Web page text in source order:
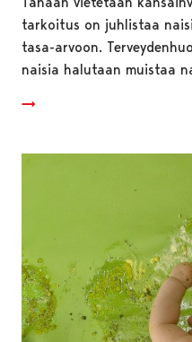
tarkoitus on juhlistaa
tasa-arvoon.
naisia halutaan muistaa